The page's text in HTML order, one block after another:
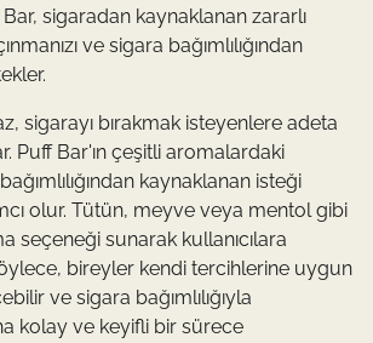
sigaradan kaynaklanan zararlı
ve sigara bağımlılığından
sigarayı bırakmak isteyenlere adeta
Puff Bar'ın çeşitli aromalardaki
kaynaklanan isteği
olur. Tütün, meyve veya mentol gibi
seçeneği sunarak kullanıcılara
bireyler kendi tercihlerine uygun
ve sigara bağımlılığıyla
kolay ve keyifli bir sürece